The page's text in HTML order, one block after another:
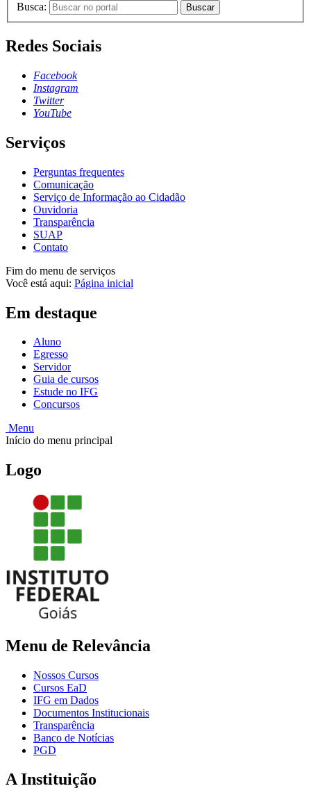
Busca: Buscar
Redes Sociais
Facebook
Instagram
Twitter
YouTube
Serviços
Perguntas frequentes
Comunicação
Serviço de Informação ao Cidadão
Ouvidoria
Transparência
SUAP
Contato
Fim do menu de serviços
Você está aqui: Página inicial
Em destaque
Aluno
Egresso
Servidor
Guia de cursos
Estude no IFG
Concursos
Menu
Início do menu principal
Logo
Menu de Relevância
Nossos Cursos
Cursos EaD
IFG em Dados
Documentos Institucionais
Transparência
Banco de Notícias
PGD
A Instituição